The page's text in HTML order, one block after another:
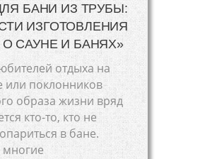
БАНИ ИЗ ТРУБЫ:
ИЗГОТОВЛЕНИЯ
О САУНЕ И БАНЯХ»
отдыха на
или поклонников
образа жизни вряд
кто-то, кто не
в бане.
многие